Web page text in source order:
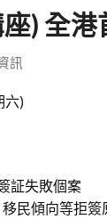
) 全
訊
六)
証失敗個案
民傾向等拒簽